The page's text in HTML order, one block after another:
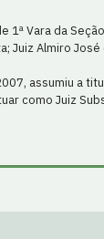
1ª Vara da
Juiz Almiro
assumiu a
como Juiz